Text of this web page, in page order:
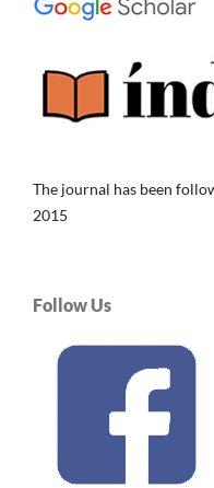
The journal has been
2015
Follow Us